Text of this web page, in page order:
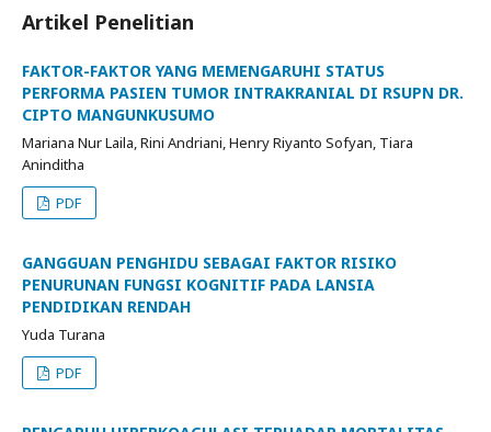
Artikel Penelitian
FAKTOR-FAKTOR YANG MEMENGARUHI STATUS
PERFORMA PASIEN TUMOR INTRAKRANIAL DI RSUPN DR.
CIPTO MANGUNKUSUMO
Mariana Nur Laila, Rini Andriani, Henry Riyanto Sofyan, Tiara
Aninditha
PDF
GANGGUAN PENGHIDU SEBAGAI FAKTOR RISIKO
PENURUNAN FUNGSI KOGNITIF PADA LANSIA
PENDIDIKAN RENDAH
Yuda Turana
PDF